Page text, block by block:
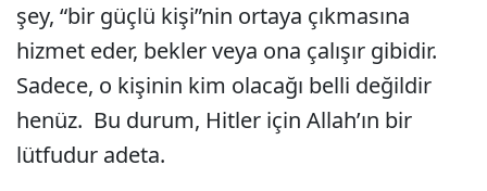
şey, “bir güçlü kişi”nin ortaya çıkmasına
hizmet eder, bekler veya ona çalışır gibidir.
Sadece, o kişinin kim olacağı belli değildir
henüz. Bu durum, Hitler için Allah’ın bir
lütfudur adeta.